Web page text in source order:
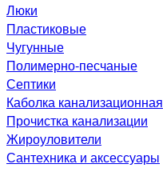
Люки
Пластиковые
Чугунные
Полимерно-песчаные
Септики
Каболка канализационная
Прочистка канализации
Жироуловители
Сантехника и аксессуары